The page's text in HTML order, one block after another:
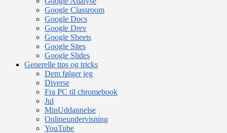
Google Classroom
Google Docs
Google Drev
Google Sheets
Google Sites
Google Slides
Generelle tips og tricks
Dem følger jeg
Diverse
Fra PC til chromebook
Jul
MinUddannelse
Onlineundervisning
YouTube